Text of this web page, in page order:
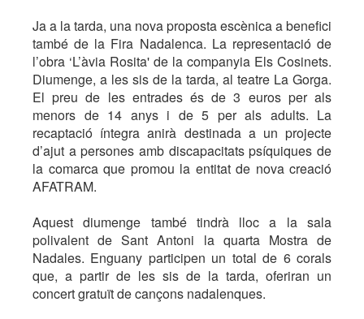
Ja a la tarda, una nova proposta escènica a benefici
també de la Fira Nadalenca. La representació de
l’obra ‘L’àvia Rosita' de la companyia Els Cosinets.
Diumenge, a les sis de la tarda, al teatre La Gorga.
El preu de les entrades és de 3 euros per als
menors de 14 anys i de 5 per als adults. La
recaptació íntegra anirà destinada a un projecte
d’ajut a persones amb discapacitats psíquiques de
la comarca que promou la entitat de nova creació
AFATRAM.
Aquest diumenge també tindrà lloc a la sala
polivalent de Sant Antoni la quarta Mostra de
Nadales. Enguany participen un total de 6 corals
que, a partir de les sis de la tarda, oferiran un
concert gratuït de cançons nadalenques.